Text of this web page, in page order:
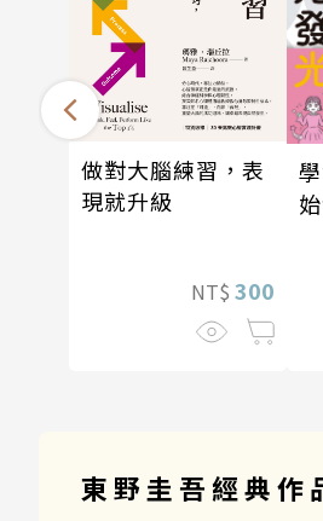
做對大腦練習，表
現就升級
NT$ 300
東野圭吾經典作